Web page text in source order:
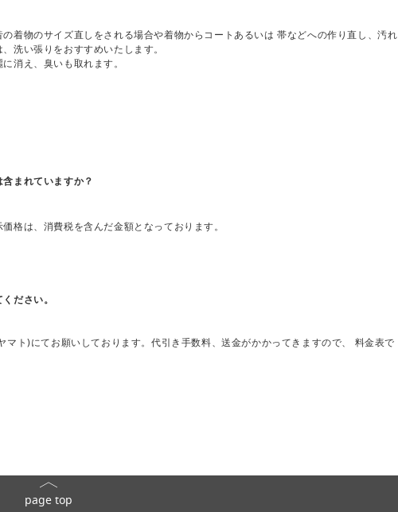
着物のサイズ直しをされる場合や着物からコートあるいは 帯などへの作り直し、汚れ
洗い張りをおすすめいたします。
消え、臭いも取れます。
まれていますか？
格は、消費税を含んだ金額となっております。
ださい。
マト)にてお願いしております。代引き手数料、送金がかかってきますので、 料金表で
page top